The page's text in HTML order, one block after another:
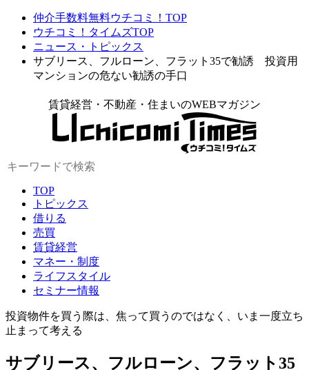
仲介手数料無料ウチコミ！TOP
ウチコミ！タイムズTOP
ニュース・トピックス
サブリース、フルローン、フラット35で勧誘 投資用
マンションの危ない勧誘の手口
賃貸経営・不動産・住まいのWEBマガジン
TOP
トピックス
借りる
売買
賃貸経営
マネー・制度
ライフスタイル
セミナー情報
投資物件を買う際は、焦って買うのではなく、いま一度立ち
止まって考える
サブリース、フルローン、フラット35